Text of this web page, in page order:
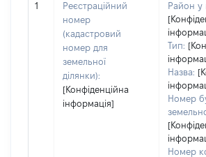
1
Реєстраційний
номер
(кадастровий
номер для
земельної
ділянки):
[Конфіденційна
інформація]
Район у
Тип:
Назва:
Номер
Номер